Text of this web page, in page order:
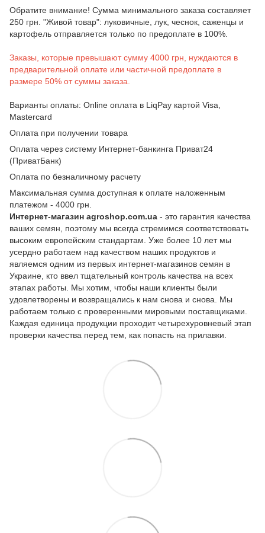
Обратите внимание! Сумма минимального заказа составляет
250 грн. "Живой товар": луковичные, лук, чеснок, саженцы и
картофель отправляется только по предоплате в 100%.
Заказы, которые превышают сумму 4000 грн, нуждаются в
предварительной оплате или частичной предоплате в
размере 50% от суммы заказа.
Варианты оплаты: Online оплата в LiqPay картой Visa,
Mastercard
Оплата при получении товара
Оплата через систему Интернет-банкинга Приват24
(ПриватБанк)
Оплата по безналичному расчету
Максимальная сумма доступная к оплате наложенным
платежом - 4000 грн.
Интернет-магазин agroshop.com.ua - это гарантия качества
ваших семян, поэтому мы всегда стремимся соответствовать
высоким европейским стандартам. Уже более 10 лет мы
усердно работаем над качеством наших продуктов и
являемся одним из первых интернет-магазинов семян в
Украине, кто ввел тщательный контроль качества на всех
этапах работы. Мы хотим, чтобы наши клиенты были
удовлетворены и возвращались к нам снова и снова. Мы
работаем только с проверенными мировыми поставщиками.
Каждая единица продукции проходит четырехуровневый этап
проверки качества перед тем, как попасть на прилавки.